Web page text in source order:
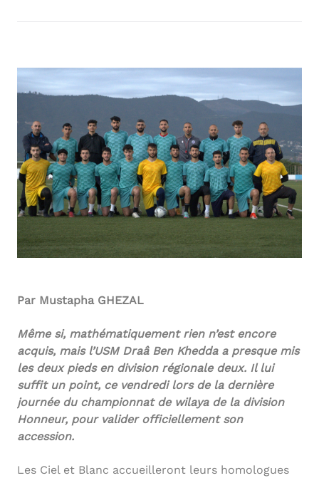
Par Mustapha GHEZAL
Même si, mathématiquement rien n’est encore
acquis, mais l’USM Draâ Ben Khedda a presque mis
les deux pieds en division régionale deux. Il lui
suffit un point, ce vendredi lors de la dernière
journée du championnat de wilaya de la division
Honneur, pour valider officiellement son
accession.
Les Ciel et Blanc accueilleront leurs homologues